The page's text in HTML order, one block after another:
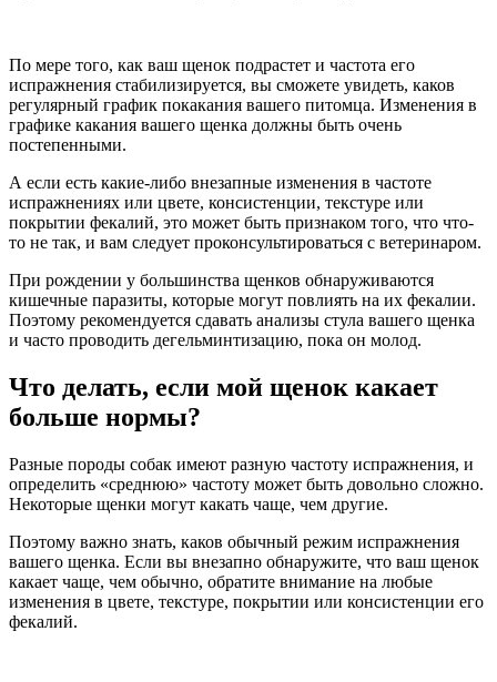
По мере того, как ваш щенок подрастет и частота его
испражнения стабилизируется, вы сможете увидеть, каков
регулярный график покакания вашего питомца. Изменения в
графике какания вашего щенка должны быть очень
постепенными.
А если есть какие-либо внезапные изменения в частоте
испражнениях или цвете, консистенции, текстуре или
покрытии фекалий, это может быть признаком того, что что-
то не так, и вам следует проконсультироваться с ветеринаром.
При рождении у большинства щенков обнаруживаются
кишечные паразиты, которые могут повлиять на их фекалии.
Поэтому рекомендуется сдавать анализы стула вашего щенка
и часто проводить дегельминтизацию, пока он молод.
Что делать, если мой щенок какает
больше нормы?
Разные породы собак имеют разную частоту испражнения, и
определить «среднюю» частоту может быть довольно сложно.
Некоторые щенки могут какать чаще, чем другие.
Поэтому важно знать, каков обычный режим испражнения
вашего щенка. Если вы внезапно обнаружите, что ваш щенок
какает чаще, чем обычно, обратите внимание на любые
изменения в цвете, текстуре, покрытии или консистенции его
фекалий.